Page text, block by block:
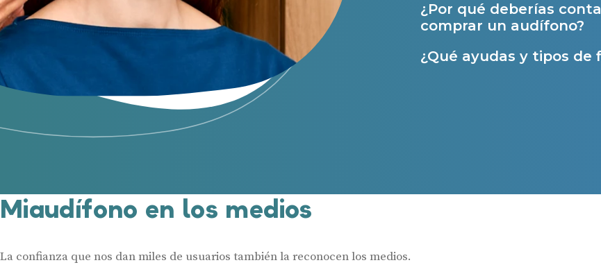
¿Por qué deberías
comprar un audífono?
¿Qué ayudas y tipos de
Miaudífono en los medios
La confianza que nos dan miles de usuarios también la reconocen los medios.
Ayuda Miaudífono hasta 200€*
Ayudas para audífonos en Castilla-La